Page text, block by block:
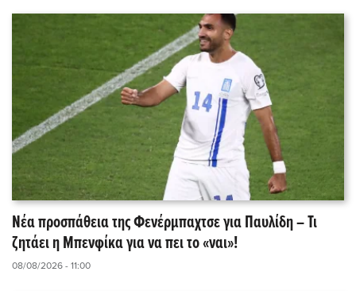
Νέα προσπάθεια της Φενέρμπαχτσε για Παυλίδη – Τι
ζητάει η Μπενφίκα για να πει το «ναι»!
08/08/2026 - 11:00